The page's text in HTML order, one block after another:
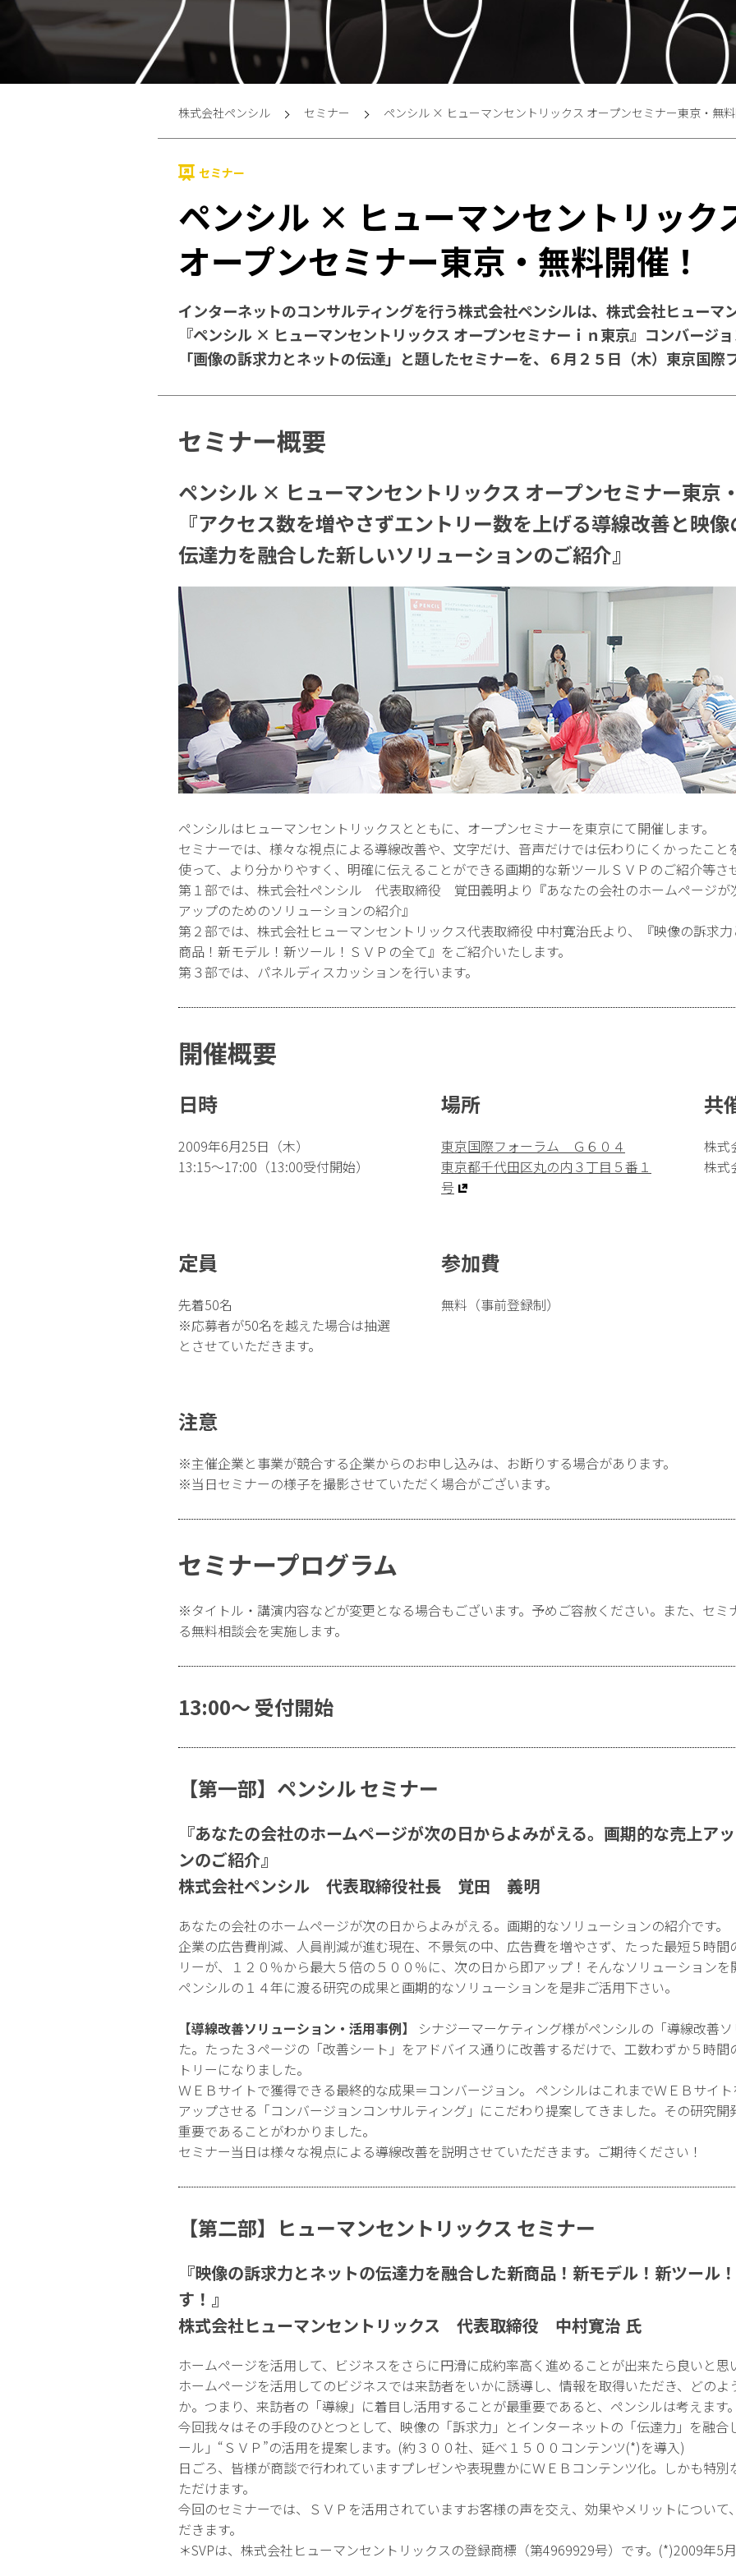
株式会社ペンシル セミナー ペンシル × ヒューマンセントリックス オープンセミナー東京・無料
セミナー
ペンシル × ヒューマンセントリック
オープンセミナー東京・無料開催！
インターネットのコンサルティングを行う株式会社ペンシルは、株式会社ヒューマ
『ペンシル × ヒューマンセントリックス オープンセミナーｉｎ東京』コンバージ
「画像の訴求力とネットの伝達」と題したセミナーを、６月２５日（木）東京国際
セミナー概要
ペンシル × ヒューマンセントリックス オープンセミナー東京
『アクセス数を増やさずエントリー数を上げる導線改善と映
伝達力を融合した新しいソリューションのご紹介』
ペンシルはヒューマンセントリックスとともに、オープンセミナーを東京にて開催します。
セミナーでは、様々な視点による導線改善や、文字だけ、音声だけでは伝わりにくかったこ
使って、より分かりやすく、明確に伝えることができる画期的な新ツールＳＶＰのご紹介等さ
第１部では、株式会社ペンシル 代表取締役 覚田義明より『あなたの会社のホームページが
アップのためのソリューションの紹介』
第２部では、株式会社ヒューマンセントリックス代表取締役 中村寛治氏より、『映像の訴求
商品！新モデル！新ツール！ＳＶＰの全て』をご紹介いたします。
第３部では、パネルディスカッションを行います。
開催概要
日時
2009年6月25日（木）
13:15〜17:00（13:00受付開始）
場所
東京国際フォーラム Ｇ６０４
東京都千代田区丸の内３丁目５番１
号
共
株式
株式
定員
先着50名
※応募者が50名を越えた場合は抽選
とさせていただきます。
参加費
無料（事前登録制）
注意
※主催企業と事業が競合する企業からのお申し込みは、お断りする場合があります。
※当日セミナーの様子を撮影させていただく場合がございます。
セミナープログラム
※タイトル・講演内容などが変更となる場合もございます。予めご容赦ください。また、セミ
る無料相談会を実施します。
13:00〜 受付開始
【第一部】ペンシル セミナー
『あなたの会社のホームページが次の日からよみがえる。画期的な売上ア
ンのご紹介』
株式会社ペンシル 代表取締役社長 覚田 義明
あなたの会社のホームページが次の日からよみがえる。画期的なソリューションの紹介です。
企業の広告費削減、人員削減が進む現在、不景気の中、広告費を増やさず、たった最短５時
リーが、１２０％から最大５倍の５００％に、次の日から即アップ！そんなソリューションを
ペンシルの１４年に渡る研究の成果と画期的なソリューションを是非ご活用下さい。
【導線改善ソリューション・活用事例】
シナジーマーケティング様がペンシルの「導線改善
た。たった３ページの「改善シート」をアドバイス通りに改善するだけで、工数わずか５時
トリーになりました。
ＷＥＢサイトで獲得できる最終的な成果＝コンバージョン。 ペンシルはこれまでＷＥＢサイ
アップさせる「コンバージョンコンサルティング」にこだわり提案してきました。その研究
重要であることがわかりました。
セミナー当日は様々な視点による導線改善を説明させていただきます。ご期待ください！
【第二部】ヒューマンセントリックス セミナー
『映像の訴求力とネットの伝達力を融合した新商品！新モデル！新ツール
す！』
株式会社ヒューマンセントリックス 代表取締役 中村寛治 氏
ホームページを活用して、ビジネスをさらに円滑に成約率高く進めることが出来たら良いと思
ホームページを活用してのビジネスでは来訪者をいかに誘導し、情報を取得いただき、どのよ
か。つまり、来訪者の「導線」に着目し活用することが最重要であると、ペンシルは考えます。
今回我々はその手段のひとつとして、映像の「訴求力」とインターネットの「伝達力」を融合
ール」“ＳＶＰ”の活用を提案します。(約３００社、延べ１５００コンテンツ(*)を導入)
日ごろ、皆様が商談で行われていますプレゼンや表現豊かにＷＥＢコンテンツ化。しかも特
ただけます。
今回のセミナーでは、ＳＶＰを活用されていますお客様の声を交え、効果やメリットについ
だきます。
＊SVPは、株式会社ヒューマンセントリックスの登録商標（第4969929号）です。(*)2009年5